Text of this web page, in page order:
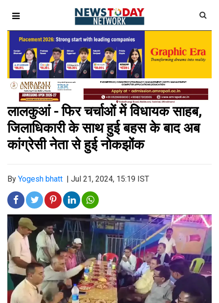
लालकुआं - फिर चर्चाओं में विधायक साहब,
जिलाधिकारी के साथ हुई बहस के बाद अब
कांग्रेसी नेता से हुई नोकझोंक
By Yogesh bhatt Jul 21, 2024, 15:19 IST